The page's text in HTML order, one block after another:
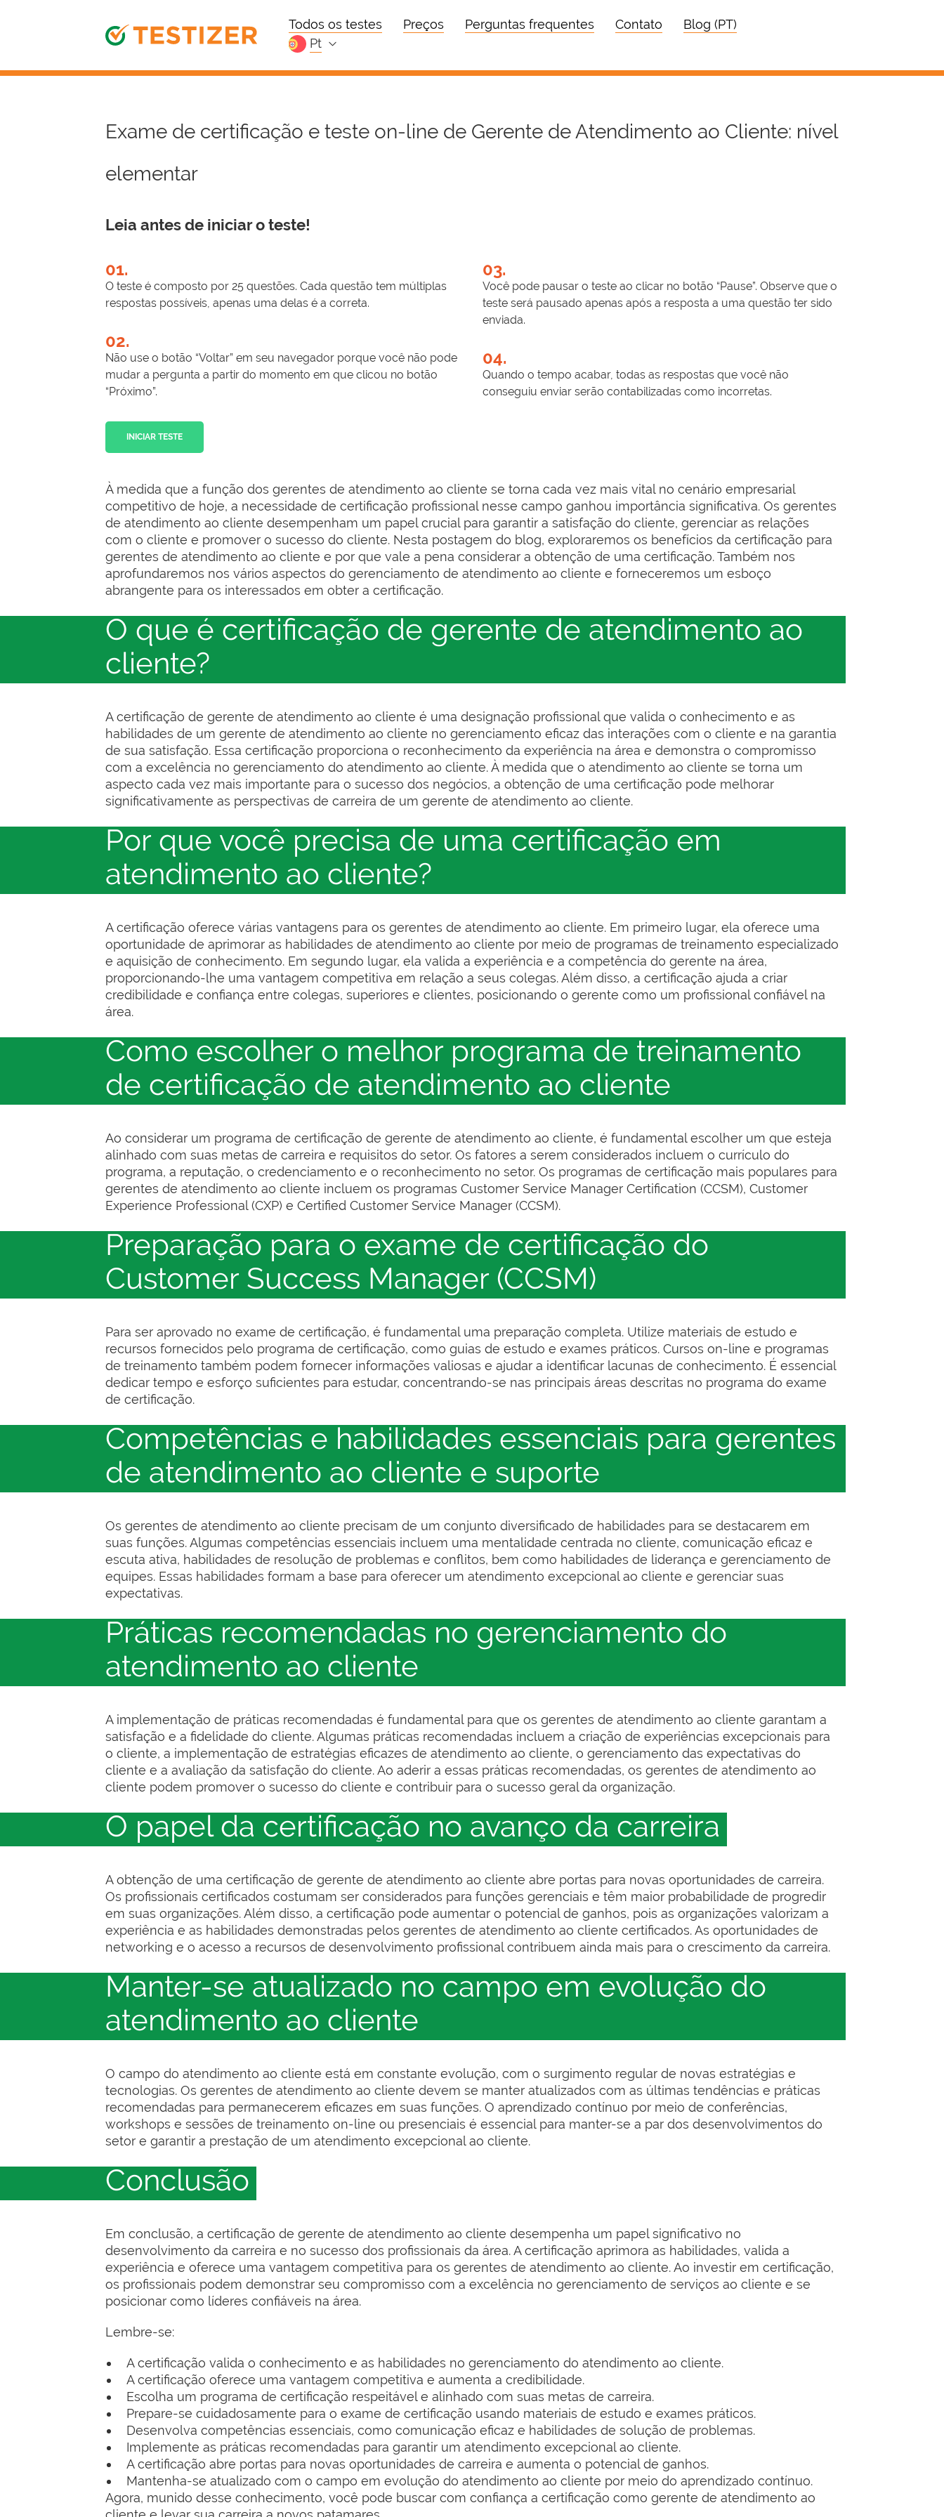
Todos os testes Preços Perguntas frequentes Contato
Blog (PT)
pt
Exame de certificação e teste on-line de Gerente de Atendimento ao Cliente: nível
elementar
Leia antes de iniciar o teste!
01.
O teste é composto por 25 questões. Cada questão tem múltiplas
respostas possíveis, apenas uma delas é a correta.
02.
Não use o botão “Voltar” em seu navegador porque você não pode
mudar a pergunta a partir do momento em que clicou no botão
“Próximo”.
03.
Você pode pausar o teste ao clicar no botão “Pause”. Observe que o
teste será pausado apenas após a resposta a uma questão ter sido
enviada.
04.
Quando o tempo acabar, todas as respostas que você não
conseguiu enviar serão contabilizadas como incorretas.
INICIAR TESTE
À medida que a função dos gerentes de atendimento ao cliente se torna cada vez mais vital no cenário empresarial
competitivo de hoje, a necessidade de certificação profissional nesse campo ganhou importância significativa. Os gerentes
de atendimento ao cliente desempenham um papel crucial para garantir a satisfação do cliente, gerenciar as relações
com o cliente e promover o sucesso do cliente. Nesta postagem do blog, exploraremos os benefícios da certificação para
gerentes de atendimento ao cliente e por que vale a pena considerar a obtenção de uma certificação. Também nos
aprofundaremos nos vários aspectos do gerenciamento de atendimento ao cliente e forneceremos um esboço
abrangente para os interessados em obter a certificação.
O que é certificação de gerente de atendimento ao
cliente?
A certificação de gerente de atendimento ao cliente é uma designação profissional que valida o conhecimento e as
habilidades de um gerente de atendimento ao cliente no gerenciamento eficaz das interações com o cliente e na garantia
de sua satisfação. Essa certificação proporciona o reconhecimento da experiência na área e demonstra o compromisso
com a excelência no gerenciamento do atendimento ao cliente. À medida que o atendimento ao cliente se torna um
aspecto cada vez mais importante para o sucesso dos negócios, a obtenção de uma certificação pode melhorar
significativamente as perspectivas de carreira de um gerente de atendimento ao cliente.
Por que você precisa de uma certificação em
atendimento ao cliente?
A certificação oferece várias vantagens para os gerentes de atendimento ao cliente. Em primeiro lugar, ela oferece uma
oportunidade de aprimorar as habilidades de atendimento ao cliente por meio de programas de treinamento especializado
e aquisição de conhecimento. Em segundo lugar, ela valida a experiência e a competência do gerente na área,
proporcionando-lhe uma vantagem competitiva em relação a seus colegas. Além disso, a certificação ajuda a criar
credibilidade e confiança entre colegas, superiores e clientes, posicionando o gerente como um profissional confiável na
área.
Como escolher o melhor programa de treinamento
de certificação de atendimento ao cliente
Ao considerar um programa de certificação de gerente de atendimento ao cliente, é fundamental escolher um que esteja
alinhado com suas metas de carreira e requisitos do setor. Os fatores a serem considerados incluem o currículo do
programa, a reputação, o credenciamento e o reconhecimento no setor. Os programas de certificação mais populares para
gerentes de atendimento ao cliente incluem os programas Customer Service Manager Certification (CCSM), Customer
Experience Professional (CXP) e Certified Customer Service Manager (CCSM).
Preparação para o exame de certificação do
Customer Success Manager (CCSM)
Para ser aprovado no exame de certificação, é fundamental uma preparação completa. Utilize materiais de estudo e
recursos fornecidos pelo programa de certificação, como guias de estudo e exames práticos. Cursos on-line e programas
de treinamento também podem fornecer informações valiosas e ajudar a identificar lacunas de conhecimento. É essencial
dedicar tempo e esforço suficientes para estudar, concentrando-se nas principais áreas descritas no programa do exame
de certificação.
Competências e habilidades essenciais para gerentes
de atendimento ao cliente e suporte
Os gerentes de atendimento ao cliente precisam de um conjunto diversificado de habilidades para se destacarem em
suas funções. Algumas competências essenciais incluem uma mentalidade centrada no cliente, comunicação eficaz e
escuta ativa, habilidades de resolução de problemas e conflitos, bem como habilidades de liderança e gerenciamento de
equipes. Essas habilidades formam a base para oferecer um atendimento excepcional ao cliente e gerenciar suas
expectativas.
Práticas recomendadas no gerenciamento do
atendimento ao cliente
A implementação de práticas recomendadas é fundamental para que os gerentes de atendimento ao cliente garantam a
satisfação e a fidelidade do cliente. Algumas práticas recomendadas incluem a criação de experiências excepcionais para
o cliente, a implementação de estratégias eficazes de atendimento ao cliente, o gerenciamento das expectativas do
cliente e a avaliação da satisfação do cliente. Ao aderir a essas práticas recomendadas, os gerentes de atendimento ao
cliente podem promover o sucesso do cliente e contribuir para o sucesso geral da organização.
O papel da certificação no avanço da carreira
A obtenção de uma certificação de gerente de atendimento ao cliente abre portas para novas oportunidades de carreira.
Os profissionais certificados costumam ser considerados para funções gerenciais e têm maior probabilidade de progredir
em suas organizações. Além disso, a certificação pode aumentar o potencial de ganhos, pois as organizações valorizam a
experiência e as habilidades demonstradas pelos gerentes de atendimento ao cliente certificados. As oportunidades de
networking e o acesso a recursos de desenvolvimento profissional contribuem ainda mais para o crescimento da carreira.
Manter-se atualizado no campo em evolução do
atendimento ao cliente
O campo do atendimento ao cliente está em constante evolução, com o surgimento regular de novas estratégias e
tecnologias. Os gerentes de atendimento ao cliente devem se manter atualizados com as últimas tendências e práticas
recomendadas para permanecerem eficazes em suas funções. O aprendizado contínuo por meio de conferências,
workshops e sessões de treinamento on-line ou presenciais é essencial para manter-se a par dos desenvolvimentos do
setor e garantir a prestação de um atendimento excepcional ao cliente.
Conclusão
Em conclusão, a certificação de gerente de atendimento ao cliente desempenha um papel significativo no
desenvolvimento da carreira e no sucesso dos profissionais da área. A certificação aprimora as habilidades, valida a
experiência e oferece uma vantagem competitiva para os gerentes de atendimento ao cliente. Ao investir em certificação,
os profissionais podem demonstrar seu compromisso com a excelência no gerenciamento de serviços ao cliente e se
posicionar como líderes confiáveis na área.
Lembre-se:
A certificação valida o conhecimento e as habilidades no gerenciamento do atendimento ao cliente.
A certificação oferece uma vantagem competitiva e aumenta a credibilidade.
Escolha um programa de certificação respeitável e alinhado com suas metas de carreira.
Prepare-se cuidadosamente para o exame de certificação usando materiais de estudo e exames práticos.
Desenvolva competências essenciais, como comunicação eficaz e habilidades de solução de problemas.
Implemente as práticas recomendadas para garantir um atendimento excepcional ao cliente.
A certificação abre portas para novas oportunidades de carreira e aumenta o potencial de ganhos.
Mantenha-se atualizado com o campo em evolução do atendimento ao cliente por meio do aprendizado contínuo.
Agora, munido desse conhecimento, você pode buscar com confiança a certificação como gerente de atendimento ao